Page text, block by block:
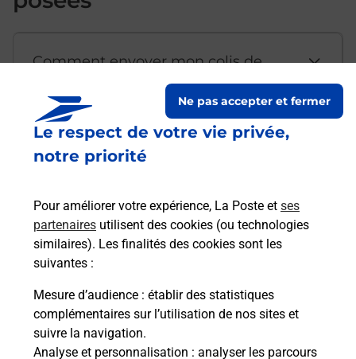
Le respect de votre vie privée,
notre priorité
Pour améliorer votre expérience, La Poste et ses
partenaires utilisent des cookies (ou technologies
similaires). Les finalités des cookies sont les
suivantes :
Mesure d’audience : établir des statistiques
complémentaires sur l’utilisation de nos sites et
suivre la navigation.
Analyse et personnalisation : analyser les parcours
Ne pas accepter et fermer
Comment envoyer mon colis de
Est-il possible d’acheter un
emballage directement depuis un
Comment demander une
modification de livraison ?
Comment La Poste participe-t-elle
à votre sécurité au quotidien ?